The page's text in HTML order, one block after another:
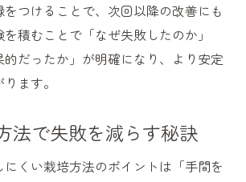
つけることで、次回以降の改善にも
積むことで「なぜ失敗したのか」
的だったか」が明確になり、より安定
ます。
法で失敗を減らす秘訣
くい栽培方法のポイントは「手間を